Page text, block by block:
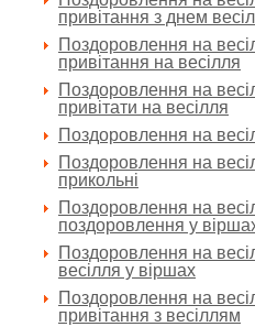
привітання з днем
Поздоровлення на
привітання на весілля
Поздоровлення на
привітати на весілля
Поздоровлення на
Поздоровлення на
прикольні
Поздоровлення на
поздоровлення у
Поздоровлення на
весілля у віршах
Поздоровлення на
привітання з весіллям